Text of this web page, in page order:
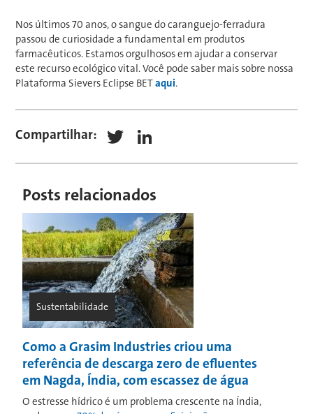
Nos últimos 70 anos, o sangue do caranguejo-ferradura
passou de curiosidade a fundamental em produtos
farmacêuticos. Estamos orgulhosos em ajudar a conservar
este recurso ecológico vital. Você pode saber mais sobre nossa
Plataforma Sievers Eclipse BETaqui.
Compartilhar: Twitter
Posts relacionados
Sustentabilidade
Como a Grasim Industries criou uma
referência de descarga zero de efluentes
em Nagda, Índia, com escassez de água
O estresse hídrico é um problema crescente na Índia,